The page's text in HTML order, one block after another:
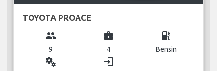
TOYOTA PROACE
group
9
business_center
4
local_gas_station
Bensin
miscellaneous_services login